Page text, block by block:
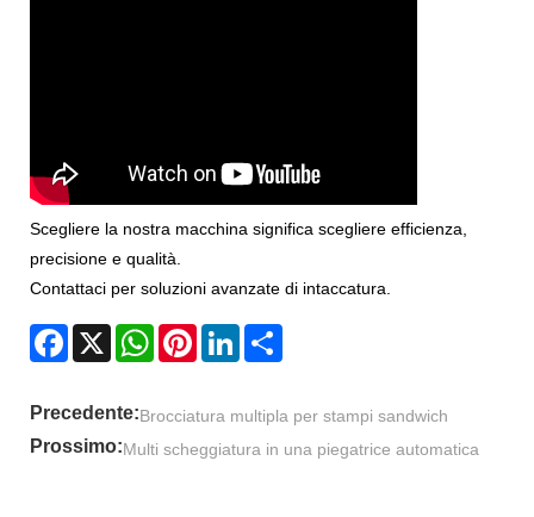
Scegliere la nostra macchina significa scegliere efficienza,
precisione e qualità.
Contattaci per soluzioni avanzate di intaccatura.
Facebook
X WhatsAppPinterestLinkedIn
Precedente:Brocciatura multipla per stampi sandwich
Prossimo:Multi scheggiatura in una piegatrice automatica